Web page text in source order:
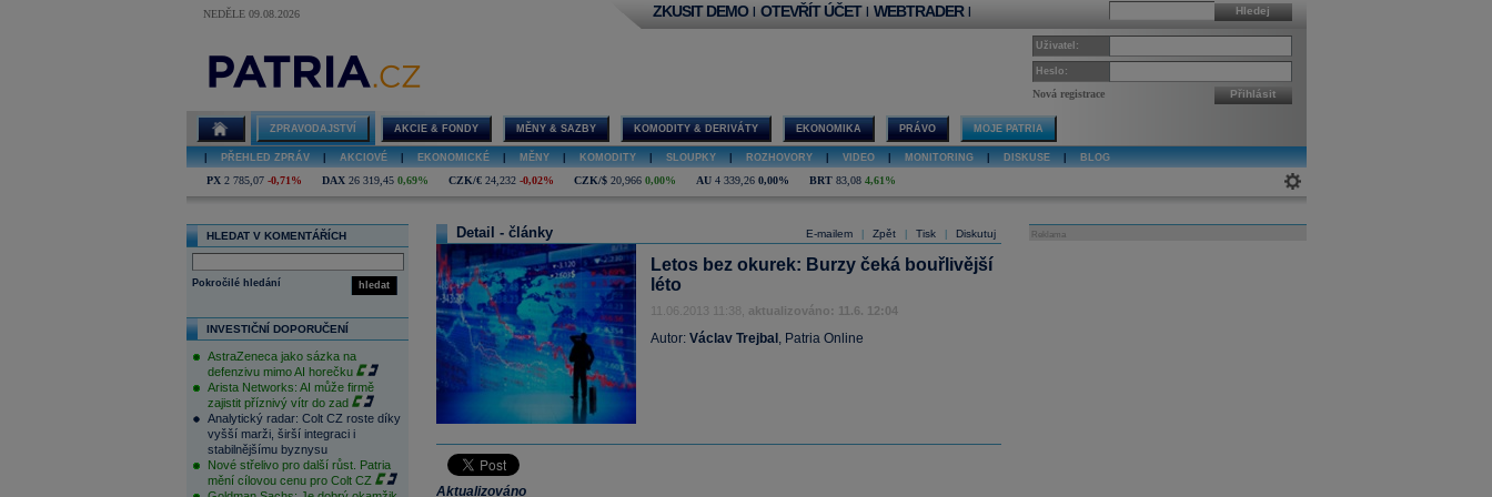
NEDĚLE 09.08.2026 Hledej
ZKUSIT DEMO | OTEVŘÍT ÚČET | WEBTRADER |
Uživatel:
Heslo:
Nová registrace Přihlásit
ZPRAVODAJSTVÍ AKCIE & FONDY MĚNY & SAZBY KOMODITY & DERIVÁTY EKONOMIKA PRÁVO MOJE PATRIA
PŘEHLED ZPRÁV AKCIOVÉ EKONOMICKÉ MĚNY KOMODITY SLOUPKY ROZHOVORY VIDEO MONITORING DISKUSE BLOG
PX 2 785,07 -0,71% DAX 26 319,45 0,69% CZK/€ 24,232 -0,02% CZK/$ 20,966 0,00% AU 4 339,26 0,00% BRT 83,08 4,61%
HLEDAT V KOMENTÁŘÍCH
hledat
Pokročilé hledání
INVESTIČNÍ DOPORUČENÍ
AstraZeneca jako sázka na
defenzivu mimo AI horečku
Arista Networks: AI může firmě
zajistit příznivý vítr do zad
Analytický radar: Colt CZ roste díky
vyšší marži, širší integraci i
stabilnějšímu byznysu
Nové střelivo pro další růst. Patria
mění cílovou cenu pro Colt CZ
E-mailem Zpět Tisk Diskutuj
Detail - články
Letos bez okurek: Burzy čeká bouřlivější
léto
11.06.2013 11:38, aktualizováno: 11.6. 12:04
Autor: Václav Trejbal , Patria Online
Aktualizováno
Reklama